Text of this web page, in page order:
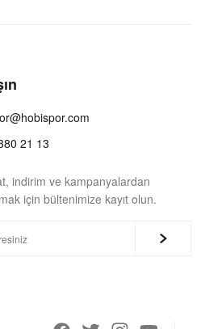
21 13
indirim ve kampanyalardan
için bültenimize kayıt olun.